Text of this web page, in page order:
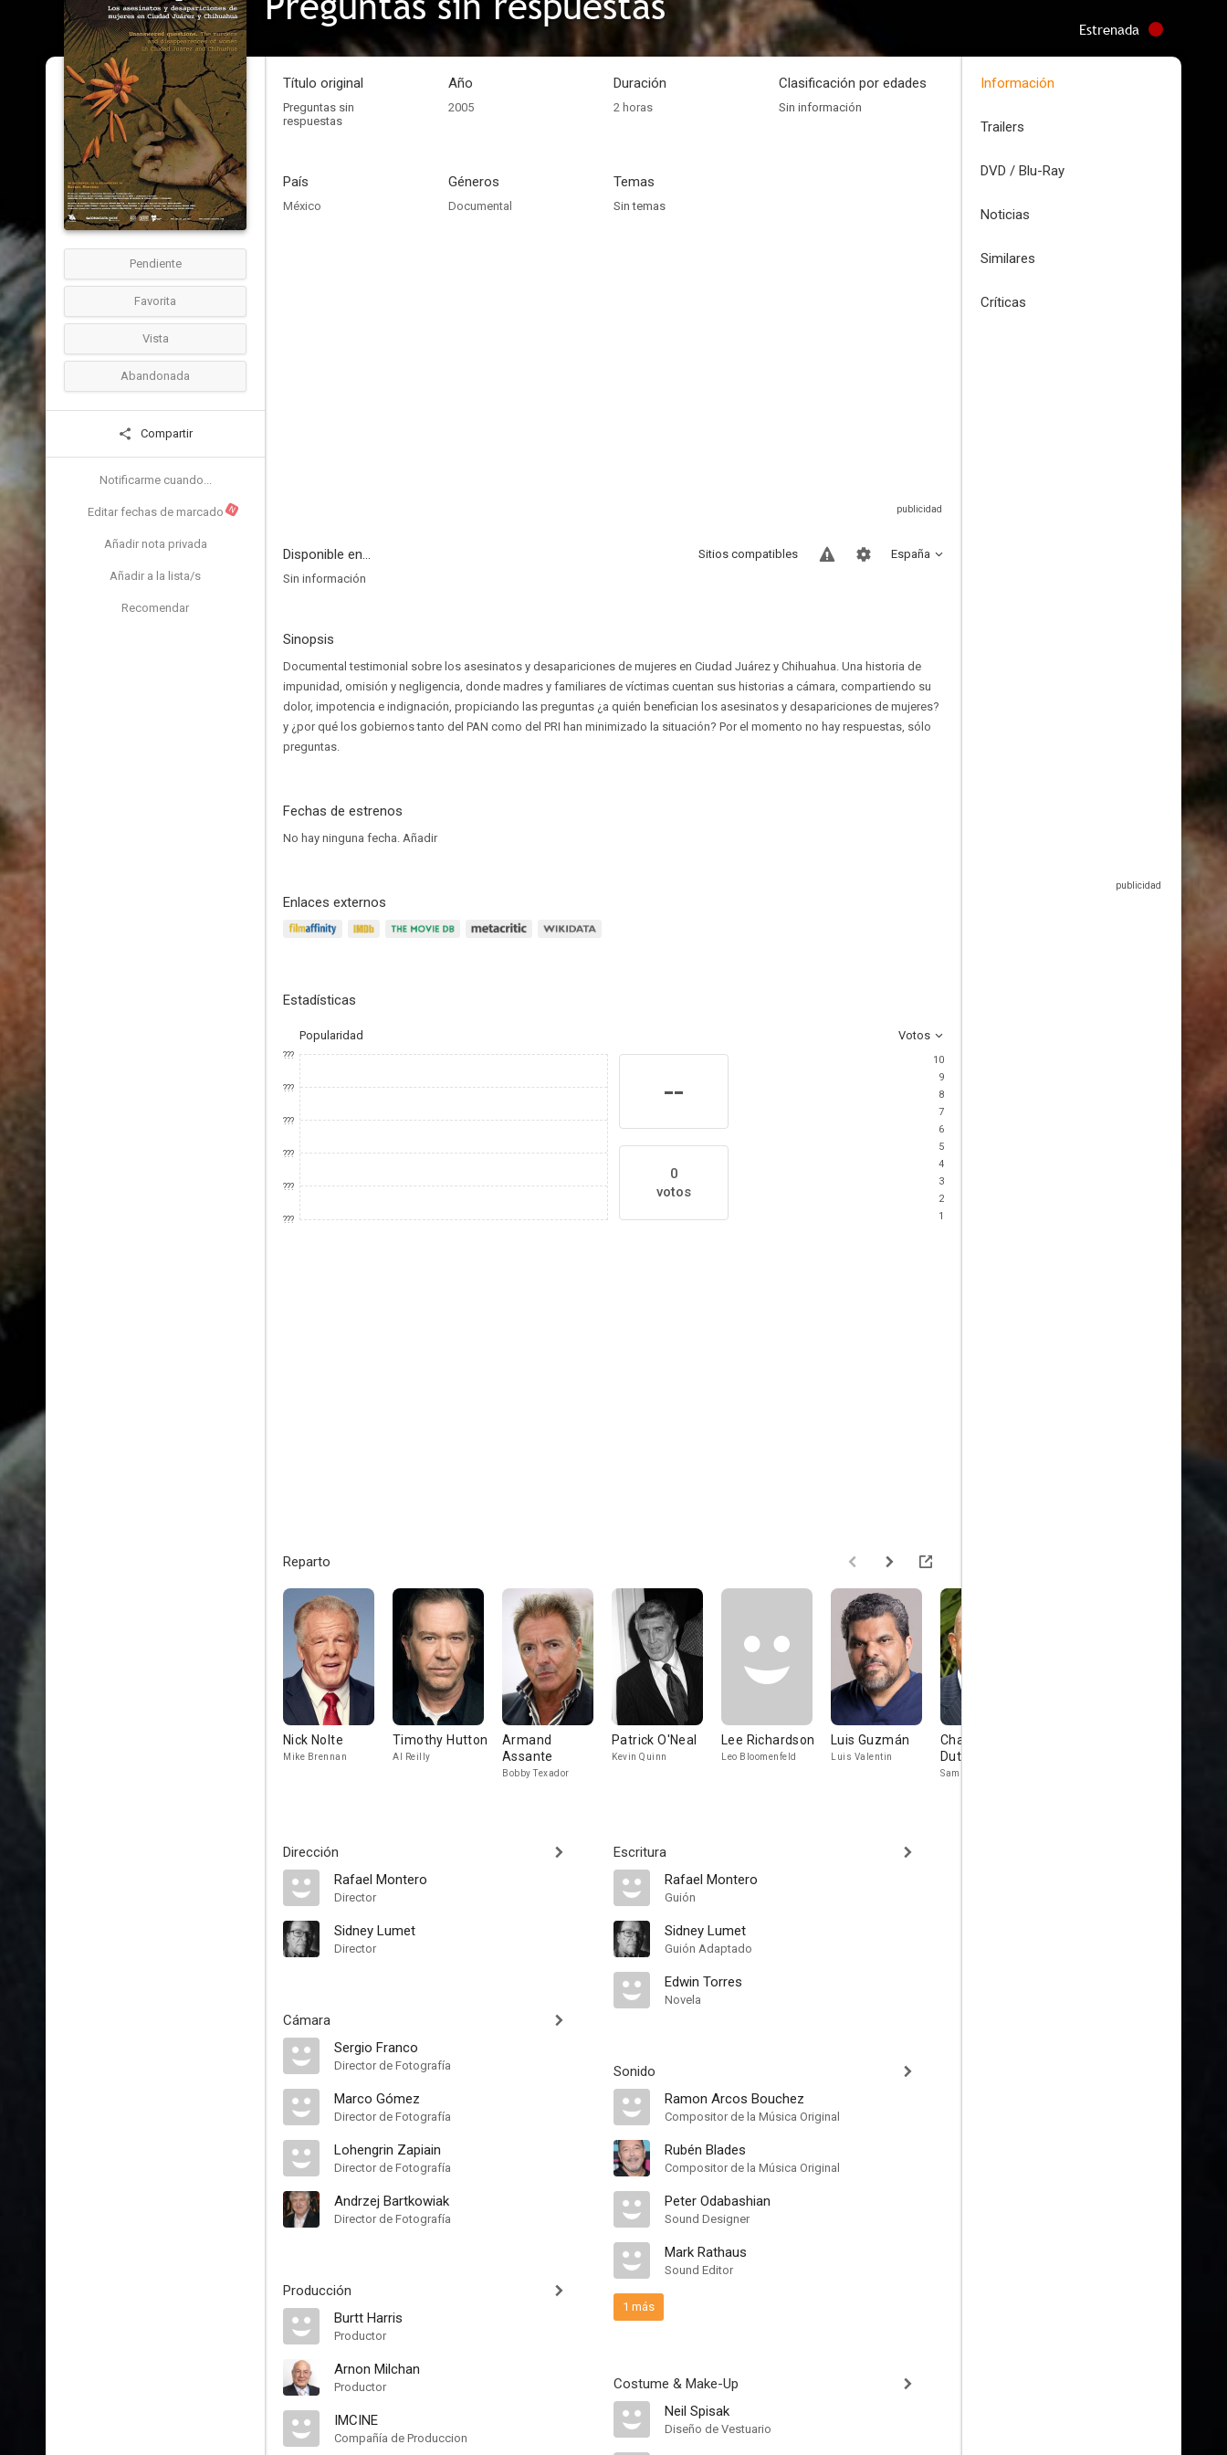
Estrenada
Pendiente
Favorita
Vista
Abandonada
Compartir
Notificarme cuando...
Editar fechas de marcado N
Añadir nota privada
Añadir a la lista/s
Recomendar
Título original
Preguntas sin
respuestas
Año
2005
Duración
2 horas
Clasificación por edades
Sin información
País
México
Géneros
Documental
Temas
Sin temas
Disponible en... España
Sitios compatibles
Sin información
Sinopsis
Documental testimonial sobre los asesinatos y desapariciones de mujeres en Ciudad Juárez y Chihuahua. Una historia de
impunidad, omisión y negligencia, donde madres y familiares de víctimas cuentan sus historias a cámara, compartiendo su
dolor, impotencia e indignación, propiciando las preguntas ¿a quién benefician los asesinatos y desapariciones de mujeres?
y ¿por qué los gobiernos tanto del PAN como del PRI han minimizado la situación? Por el momento no hay respuestas, sólo
preguntas.
Fechas de estrenos
No hay ninguna fecha. Añadir
Enlaces externos
Estadísticas
Popularidad Votos
???
???
???
???
???
???
--
0
votos
10
9
8
7
6
5
4
3
2
1
Reparto
Nick Nolte
Mike Brennan
Timothy Hutton
Al Reilly
Armand
Assante
Bobby Texador
Patrick O'Neal
Kevin Quinn
Lee Richardson
Leo Bloomenfeld
Luis Guzmán
Luis Valentin
Charles S.
Dutton
Sam Chapman
Dirección
Rafael Montero
Director
Sidney Lumet
Director
Cámara
Sergio Franco
Director de Fotografía
Marco Gómez
Director de Fotografía
Lohengrin Zapiain
Director de Fotografía
Andrzej Bartkowiak
Director de Fotografía
Producción
Burtt Harris
Productor
Arnon Milchan
Productor
IMCINE
Compañía de Produccion
Escritura
Rafael Montero
Guión
Sidney Lumet
Guión Adaptado
Edwin Torres
Novela
Sonido
Ramon Arcos Bouchez
Compositor de la Música Original
Rubén Blades
Compositor de la Música Original
Peter Odabashian
Sound Designer
Mark Rathaus
Sound Editor
1 más
Costume & Make-Up
Neil Spisak
Diseño de Vestuario
Información
Trailers
DVD / Blu-Ray
Noticias
Similares
Críticas